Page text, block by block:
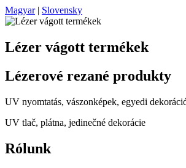
Magyar| Slovensky
Lézer vágott termékek
Lézerové rezané produkty
UV nyomtatás, vászonképek, egyedi
UV tlač, plátna, jedinečné dekorácie
Rólunk